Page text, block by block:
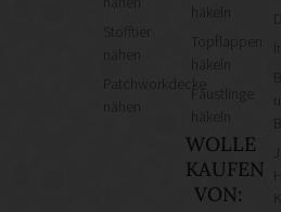
Stofftier
Patchworkdecke
häkeln
Topflappen
häkeln
Fäustlinge
häkeln
WOLLE
KAUFEN
VON: